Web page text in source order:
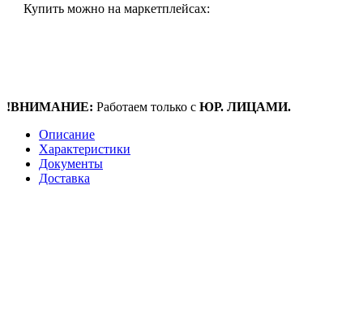
Купить можно на маркетплейсах:
!ВНИМАНИЕ: Работаем только с ЮР. ЛИЦАМИ.
Описание
Характеристики
Документы
Доставка